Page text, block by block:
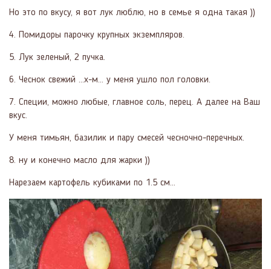
Но это по вкусу, я вот лук люблю, но в семье я одна такая ))
4. Помидоры парочку крупных экземпляров.
5. Лук зеленый, 2 пучка.
6. Чеснок свежий ...х-м... у меня ушло пол головки.
7. Специи, можно любые, главное соль, перец. А далее на Ваш
вкус.
У меня тимьян, базилик и пару смесей чесночно-перечных.
8. ну и конечно масло для жарки ))
Нарезаем картофель кубиками по 1.5 см...